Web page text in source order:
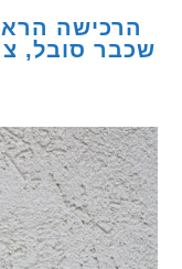
הראשונה
סובל, צריכה